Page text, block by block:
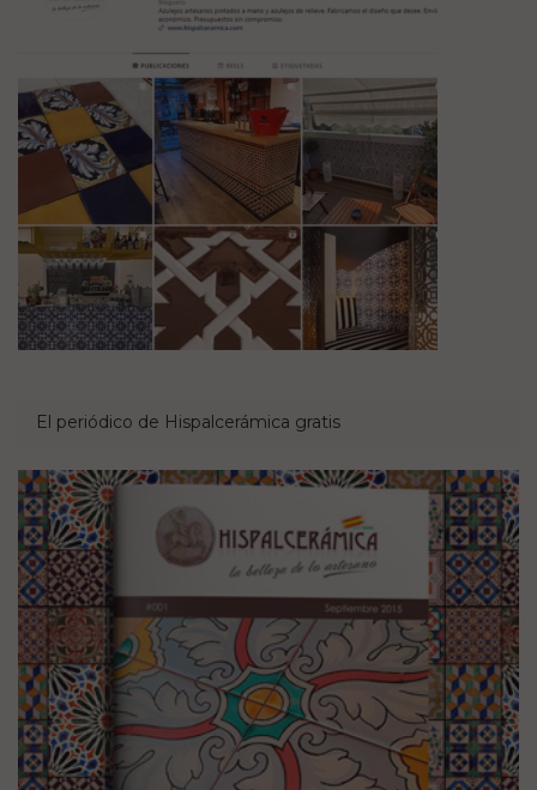
El periódico de Hispalcerámica gratis